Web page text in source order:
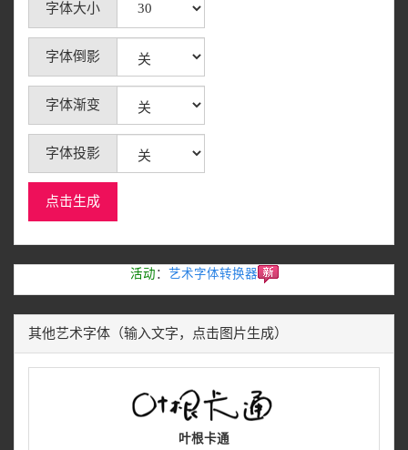
字体大小
字体倒影
字体渐变
字体投影
点击生成
活动 ： 艺术字体转换器
其他艺术字体（输入文字，点击图片生成）
叶根卡通